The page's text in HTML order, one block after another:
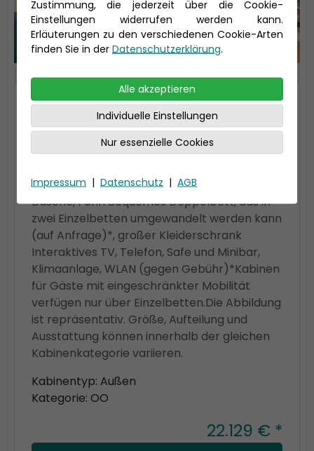
2-Bett Deluxe Meerblick
Fantastica tlws
Sichteinschränkung
Meerblick Bequemer Sessel Badezimmer mit
Dusche, Föhn Bequemes Doppelbett, das in
zwei Einzelbetten umgewandelt werden kann
(auf Anfrage)*, großer Kleiderschrank
Interaktives TV, Telefon, Safe und Minibar,
Klimaanlage, WLAN (gegen Gebühr)*Kabinen
für Gäste mit eingeschränkter Mobilität
verfügen nur über Einzelbetten.Die Abbildung
ist repräsentativ. Größe, Aufteilung und
Ausstattung können innerhalb der gleichen
Kabinenkategorie variieren.
Kabinentyp: Außen
Kategorie: OO
22.129 € *
Zustimmung, die jederzeit über die Cookie-
Einstellungen widerrufen werden kann.
Erläuterungen zu den verschiedenen Cookie-Arten
finden Sie in der Datenschutzerklärung.
Alle akzeptieren
Individuelle Einstellungen
Nur essenzielle Cookies
Impressum | Datenschutz | AGB